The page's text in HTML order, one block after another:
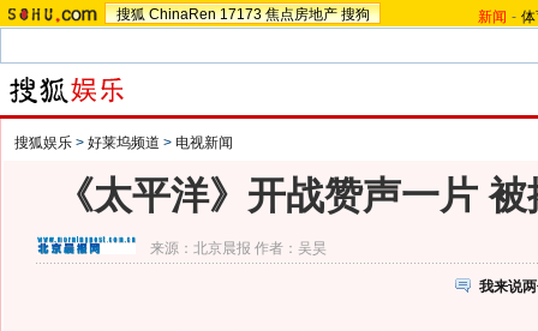
搜狐 ChinaRen 17173 焦点房地产 搜狗 新闻 -
搜狐娱乐 > 好莱坞频道 > 电视新闻
《太平洋》开战赞声一片
来源： 北京晨报 作者：吴昊
我来说